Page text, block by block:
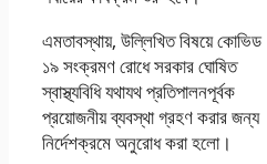
এমতাবস্থায়, উল্লিখিত বিষয়ে কোভিড
১৯ সংক্রমণ রােধে সরকার ঘােষিত
স্বাস্থ্যবিধি যথাযথ প্রতিপালনপূর্বক
প্রয়ােজনীয় ব্যবস্থা গ্রহণ করার জন্য
নির্দেশক্রমে অনুরােধ করা হলাে।